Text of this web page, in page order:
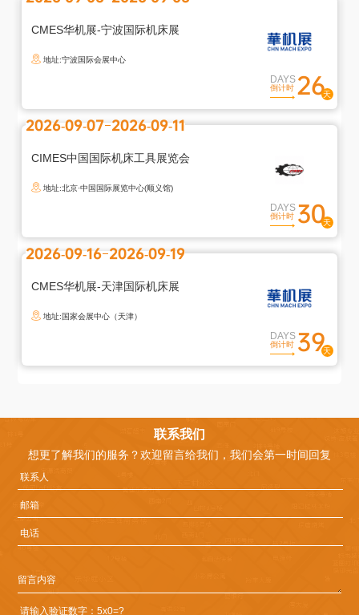
CMES华机展-宁波国际机床展
地址:宁波国际会展中心
DAYS
倒计时 26
2026-09-07 2026-09-11
CIMES中国国际机床工具展览会
地址:北京·中国国际展览中心(顺义馆)
DAYS
倒计时 30
2026-09-16 2026-09-19
CMES华机展-天津国际机床展
地址:国家会展中心（天津）
DAYS
倒计时 39
联系我们
想更了解我们的服务？欢迎留言给我们，我们会第一时间回复
退